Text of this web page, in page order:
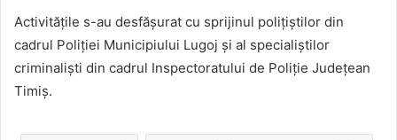
Activitățile s-au desfășurat cu sprijinul polițiștilor din
cadrul Poliției Municipiului Lugoj și al specialiștilor
criminaliști din cadrul Inspectoratului de Poliție Județean
Timiș.